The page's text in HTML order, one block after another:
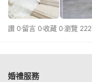
讚 0 留言 0 收藏 0瀏覽 222
婚禮服務